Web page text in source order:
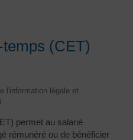
(CET)
l'information légale et
permet au salarié
rémunéré ou de bénéficier